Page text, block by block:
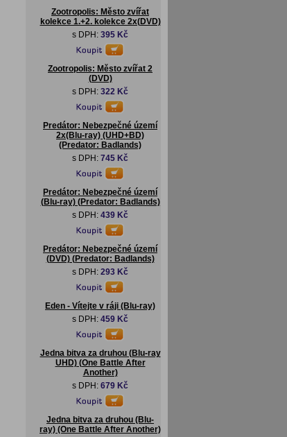
Zootropolis: Město zvířat
kolekce 1.+2. kolekce 2x(DVD)
s DPH: 395 Kč
Zootropolis: Město zvířat 2
(DVD)
s DPH: 322 Kč
Predátor: Nebezpečné území
2x(Blu-ray) (UHD+BD)
(Predator: Badlands)
s DPH: 745 Kč
Predátor: Nebezpečné území
(Blu-ray) (Predator: Badlands)
s DPH: 439 Kč
Predátor: Nebezpečné území
(DVD) (Predator: Badlands)
s DPH: 293 Kč
Eden - Vítejte v ráji (Blu-ray)
s DPH: 459 Kč
Jedna bitva za druhou (Blu-ray
UHD) (One Battle After
Another)
s DPH: 679 Kč
Jedna bitva za druhou (Blu-
ray) (One Battle After Another)